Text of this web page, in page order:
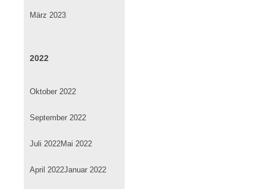
März 2023
2022
Oktober 2022
September 2022
Juli 2022Mai 2022
April 2022Januar 2022